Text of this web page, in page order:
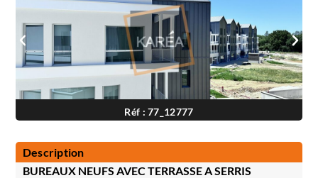
Réf : 77_12777
Description
BUREAUX NEUFS AVEC TERRASSE A SERRIS